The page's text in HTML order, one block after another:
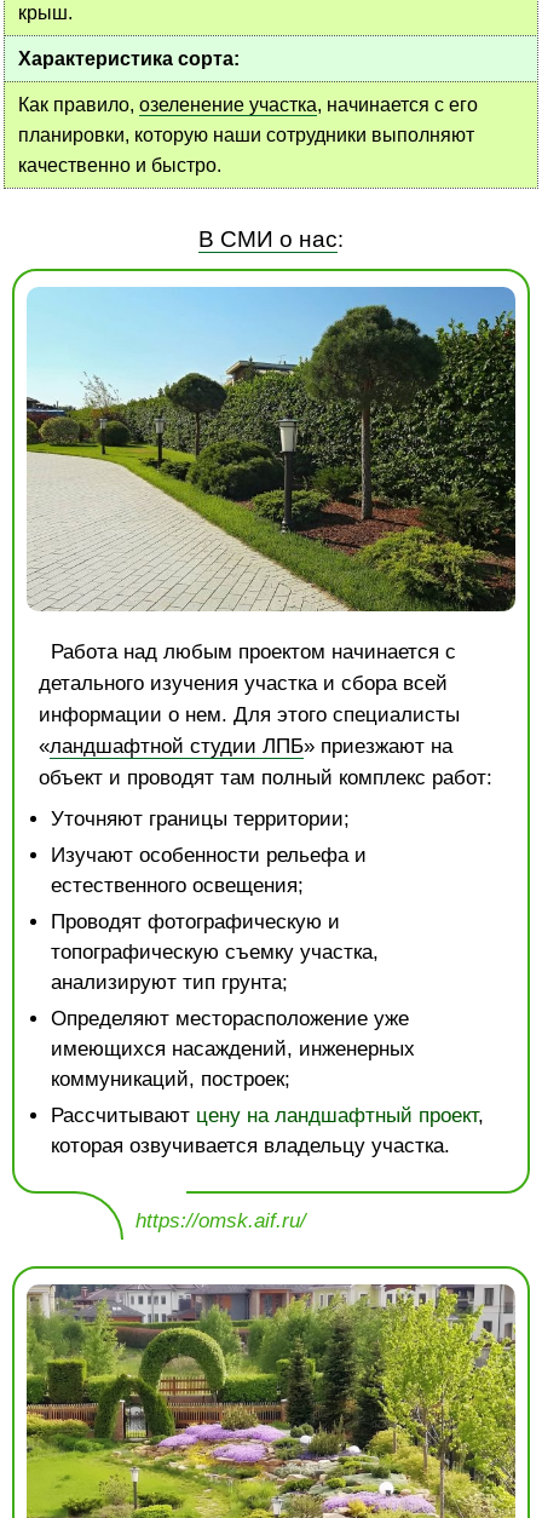
крыш.
Характеристика сорта:
Как правило, озеленение участка, начинается с его
планировки, которую наши сотрудники выполняют
качественно и быстро.
В СМИ о нас:
Работа над любым проектом начинается с
детального изучения участка и сбора всей
информации о нем. Для этого специалисты
«ландшафтной студии ЛПБ» приезжают на
объект и проводят там полный комплекс работ:
Уточняют границы территории;
Изучают особенности рельефа и
естественного освещения;
Проводят фотографическую и
топографическую съемку участка,
анализируют тип грунта;
Определяют месторасположение уже
имеющихся насаждений, инженерных
коммуникаций, построек;
Рассчитывают цену на ландшафтный проект,
которая озвучивается владельцу участка.
https://omsk.aif.ru/